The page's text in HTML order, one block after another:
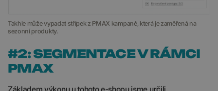
Takhle může vypadat střípek z PMAX kampaně, která je zaměřená na
sezonní produkty.
#2: SEGMENTACE V RÁMCI
PMAX